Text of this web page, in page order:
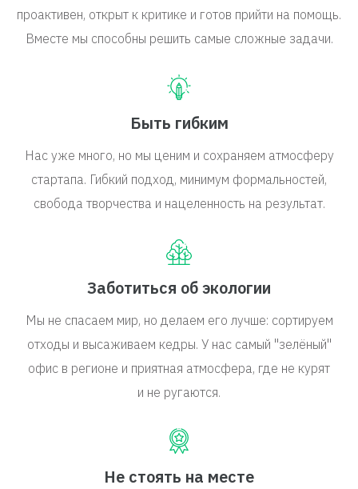
проактивен, открыт к критике и готов прийти на помощь.
Вместе мы способны решить самые сложные задачи.
Быть гибким
Нас уже много, но мы ценим и сохраняем атмосферу
стартапа. Гибкий подход, минимум формальностей,
свобода творчества и нацеленность на результат.
Заботиться об экологии
Мы не спасаем мир, но делаем его лучше: сортируем
отходы и высаживаем кедры. У нас самый "зелёный"
офис в регионе и приятная атмосфера, где не курят
и не ругаются.
Не стоять на месте